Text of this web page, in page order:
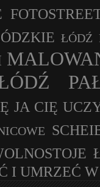
ŁÓDŹ
JA CIĘ
I UMRZEĆ